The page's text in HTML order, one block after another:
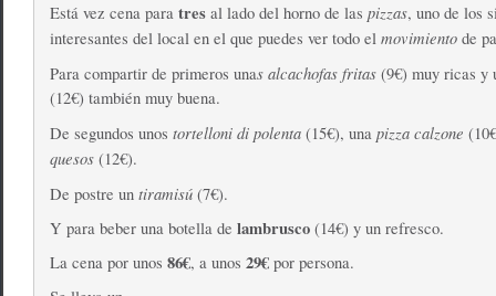
Está vez cena para tresal lado del horno de las pizzas, uno de los
interesantes del local en el que puedes ver todo el movimientode
Para compartir de primeros unas alcachofas fritas (9€) muy ricas y
(12€) también muy buena.
De segundos unos tortelloni di polenta(15€), una pizza calzone
quesos(12€).
De postre un tiramisú(7€).
Y para beber una botella de lambrusco(14€) y un refresco.
La cena por unos 86€, a unos 29€por persona.